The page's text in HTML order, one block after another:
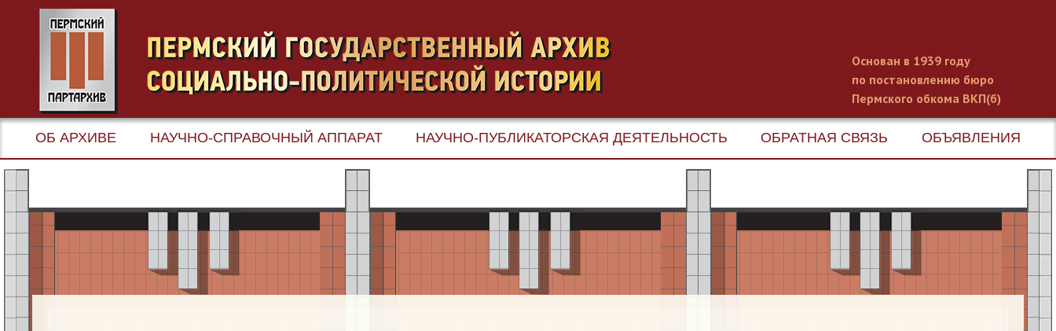
Основан в 1939 году
по постановлению бюро
Пермского обкома ВКП(б)
ОБ АРХИВЕ НАУЧНО-СПРАВОЧНЫЙ АППАРАТ НАУЧНО-ПУБЛИКАТОРСКАЯ ДЕЯТЕЛЬНОСТЬ ОБРАТНАЯ СВЯЗЬ ОБЪЯВЛЕНИЯ